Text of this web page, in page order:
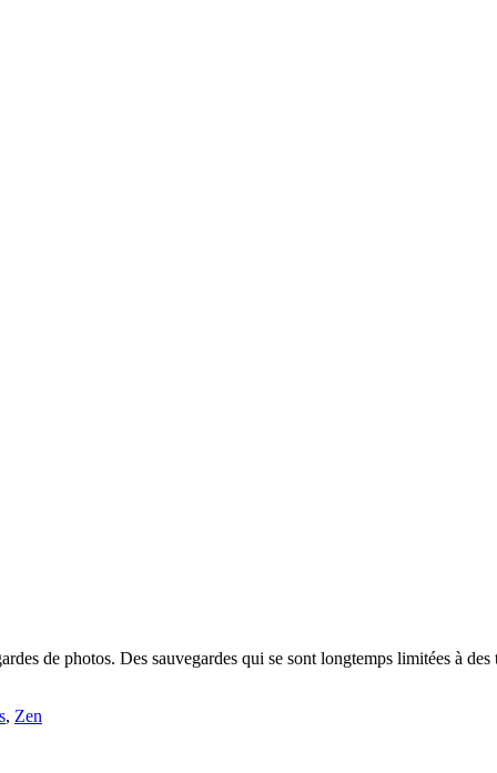
de photos. Des sauvegardes qui se sont longtemps limitées à
, Zen